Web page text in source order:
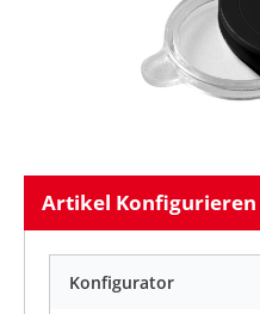
Artikel Konfigurieren
Konfigurator